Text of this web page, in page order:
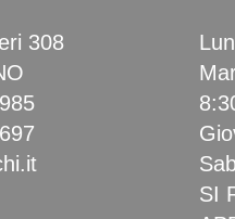
308
SI